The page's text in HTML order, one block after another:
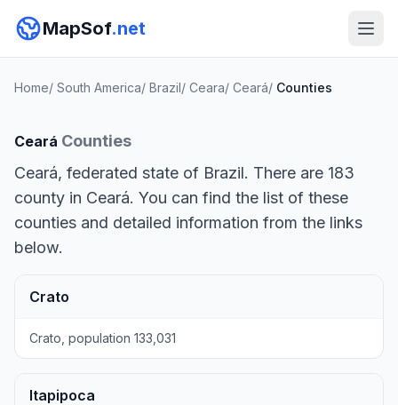
MapSof.net
Home/ South America/ Brazil/ Ceara/ Ceará/ Counties
Ceará Counties
Ceará, federated state of Brazil. There are 183
county in Ceará. You can find the list of these
counties and detailed information from the links
below.
Crato
Crato, population 133,031
Itapipoca